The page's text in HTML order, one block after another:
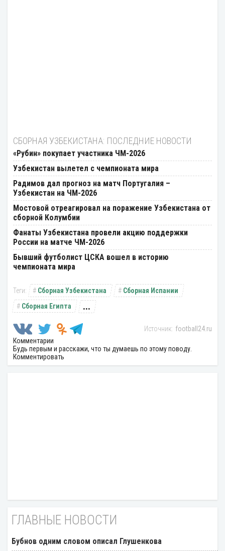
СБОРНАЯ УЗБЕКИСТАНА: ПОСЛЕДНИЕ НОВОСТИ
«Рубин» покупает участника ЧМ-2026
Узбекистан вылетел с чемпионата мира
Радимов дал прогноз на матч Португалия –
Узбекистан на ЧМ-2026
Мостовой отреагировал на поражение Узбекистана от
сборной Колумбии
Фанаты Узбекистана провели акцию поддержки
России на матче ЧМ-2026
Бывший футболист ЦСКА вошел в историю
чемпионата мира
Сборная Узбекистана
Сборная Испании
Сборная Египта
...
football24.ru
Комментарии
Будь первым и расскажи, что ты думаешь по этому поводу.
Комментировать
ГЛАВНЫЕ НОВОСТИ
Бубнов одним словом описал Глушенкова